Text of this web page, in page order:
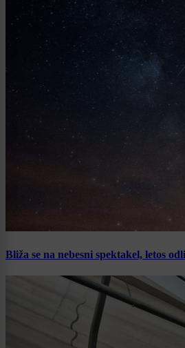
Bliža se na nebesni spektakel, letos